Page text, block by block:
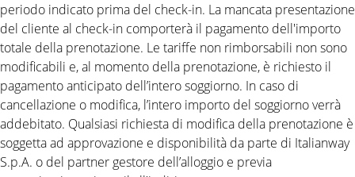
periodo indicato prima del check-in. La mancata presentazione
del cliente al check-in comporterà il pagamento dell'importo
totale della prenotazione. Le tariffe non rimborsabili non sono
modificabili e, al momento della prenotazione, è richiesto il
pagamento anticipato dell’intero soggiorno. In caso di
cancellazione o modifica, l’intero importo del soggiorno verrà
addebitato. Qualsiasi richiesta di modifica della prenotazione è
soggetta ad approvazione e disponibilità da parte di Italianway
S.p.A. o del partner gestore dell’alloggio e previa